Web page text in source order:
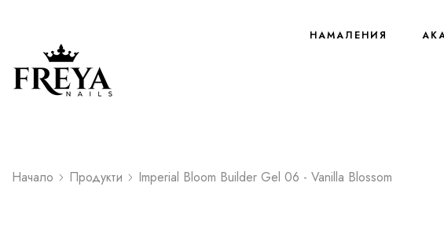
НАМАЛЕНИЯ
Начало Продукти Imperial Bloom Builder Gel 06 - Vanilla Blossom